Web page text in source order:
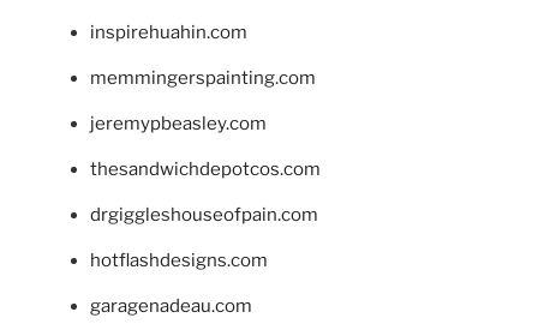
inspirehuahin.com
memmingerspainting.com
jeremypbeasley.com
thesandwichdepotcos.com
drgiggleshouseofpain.com
hotflashdesigns.com
garagenadeau.com